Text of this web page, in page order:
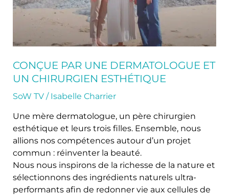
CONÇUE PAR UNE DERMATOLOGUE ET
UN CHIRURGIEN ESTHÉTIQUE
SoW TV/ Isabelle Charrier
Une mère dermatologue, un père chirurgien
esthétique et leurs trois filles. Ensemble, nous
allions nos compétences autour d’un projet
commun : réinventer la beauté.
Nous nous inspirons de la richesse de la nature et
sélectionnons des ingrédients naturels ultra-
performants afin de redonner vie aux cellules de